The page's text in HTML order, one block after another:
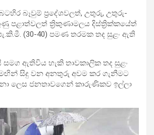
බෑවුම් ප්‍රදේශවලත්, උතුරු, උතුරු-
පළාත්වලත් ත්‍රිකුණාමලය දිස්ත්‍රික්කයේත්
(30-40) පමණ තරමක තද සුළං ඇති
ඇතිවිය හැකි තාවකාලික තද සුළං
සිදු වන අනතුරු අවම කර ගැනීමට
ලෙස ජනතාවගෙන් කාරුණිකව ඉල්ලා